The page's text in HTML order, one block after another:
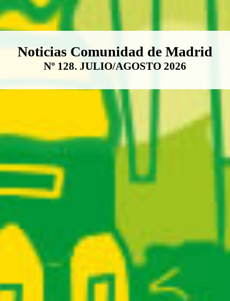
Boletín Noticias Comunidad de
Noticias Comunidad de Madrid
Nº 128. JULIO/AGOSTO 2026